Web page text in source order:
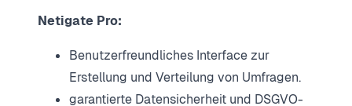
Netigate Pro:
Benutzerfreundliches Interface zur
Erstellung und Verteilung von Umfragen.
garantierte Datensicherheit und DSGVO-